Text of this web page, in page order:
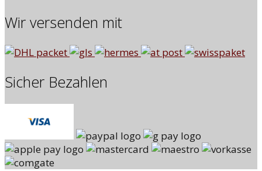
Wir versenden mit
Sicher Bezahlen